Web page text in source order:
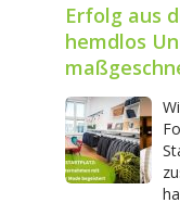
Erfolg aus
hemdlos